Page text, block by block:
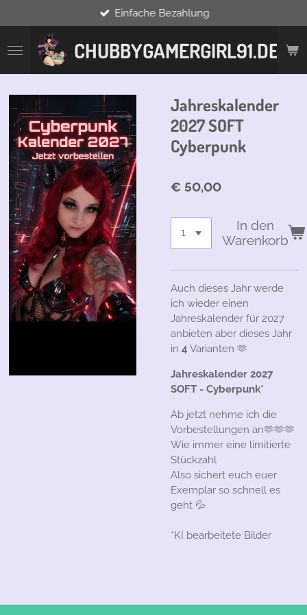
Hauptinhalt
springen
CHUBBYGAMERGIRL91.DE
Einfache Bezahlung
Jahreskalender
2027 SOFT
Cyberpunk
€ 50,00
In den
Warenkorb
Auch dieses Jahr werde
ich wieder einen
Jahreskalender für 2027
anbieten aber dieses Jahr
in 4 Varianten 🫶
Jahreskalender 2027
SOFT - Cyberpunk*
Ab jetzt nehme ich die
Vorbestellungen an🫶🫶🫶
Wie immer eine limitierte
Stückzahl
Also sichert euch euer
Exemplar so schnell es
geht 💦
*KI bearbeitete Bilder